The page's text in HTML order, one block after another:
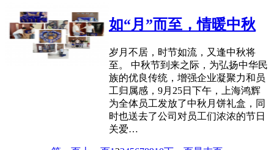
如“月”而至，情暖中秋
岁月不居，时节如流，又逢中秋将
至。 中秋节到来之际，为弘扬中华民
族的优良传统，增强企业凝聚力和员
工归属感，9月25日下午，上海鸿辉
为全体员工发放了中秋月饼礼盒，同
时也送去了公司对员工们浓浓的节日
关爱…